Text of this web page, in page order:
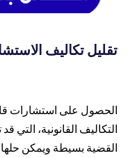
تقليل تكاليف
الحصول على استشارات
التكاليف القانونية،
القضية بسيطة ويمكن حلها